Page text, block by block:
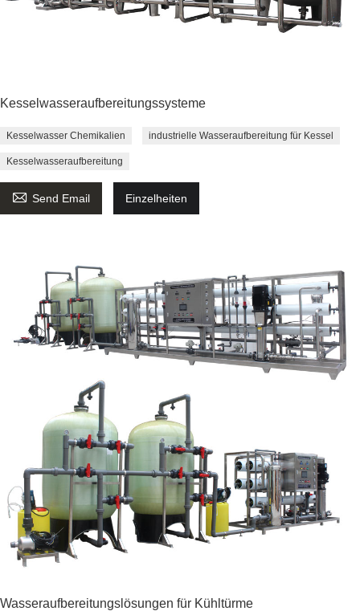
Kesselwasseraufbereitungssysteme
Kesselwasser Chemikalien industrielle Wasseraufbereitung für Kessel
Kesselwasseraufbereitung
 Send Email Einzelheiten
Wasseraufbereitungslösungen für Kühltürme